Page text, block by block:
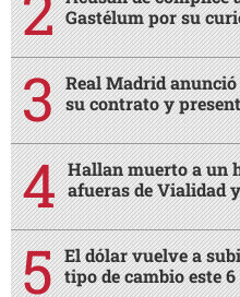
Gastélum por su
Real Madrid
su contrato y
Hallan muerto a un
afueras de Vialidad
El dólar vuelve a
tipo de cambio este 6